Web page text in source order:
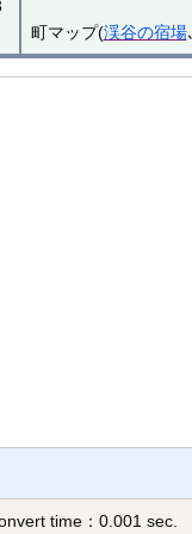
町マップ(渓谷の宿場､
time：0.001 sec.